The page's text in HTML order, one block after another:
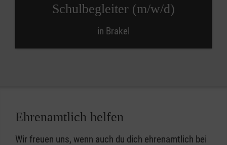
Schulbegleiter (m/w/d)
in Brakel
Ehrenamtlich helfen
Wir freuen uns, wenn auch du dich ehrenamtlich bei